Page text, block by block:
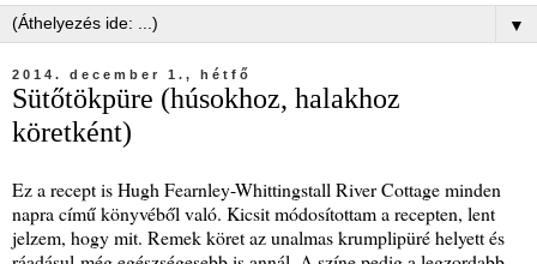
▼
2014. december 1., hétfő
Sütőtökpüre (húsokhoz, halakhoz
köretként)
Ez a recept is Hugh Fearnley-Whittingstall River Cottage minden
napra című könyvéből való. Kicsit módosítottam a recepten, lent
jelzem, hogy mit. Remek köret az unalmas krumplipüré helyett és